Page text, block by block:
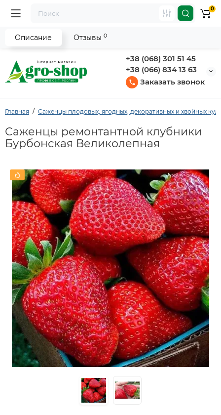
+38 (068) 301 51 45
+38 (066) 834 13 63
Заказать звонок
0
Главная Саженцы плодовых, ягодных, декоративных и хвойных
Саженцы ремонтантной клубники
Бурбонская Великолепная
Описание Отзывы 0